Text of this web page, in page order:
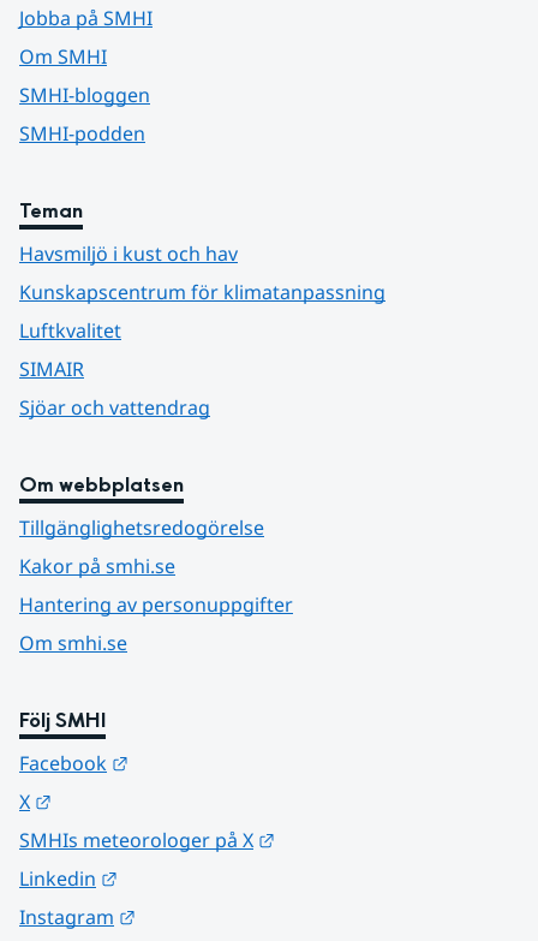
Jobba på SMHI
Om SMHI
SMHI-bloggen
SMHI-podden
Teman
Havsmiljö i kust och hav
Kunskapscentrum för klimatanpassning
Luftkvalitet
SIMAIR
Sjöar och vattendrag
Om webbplatsen
Tillgänglighetsredogörelse
Kakor på smhi.se
Hantering av personuppgifter
Om smhi.se
Följ SMHI
Facebook
X
SMHIs meteorologer på X
Linkedin
Instagram